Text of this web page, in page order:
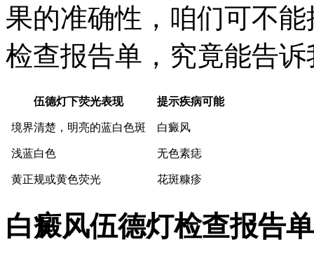
果的准确性，咱们可不
检查报告单，究竟能告
伍德灯下荧光表现 提示疾病可能
境界清楚，明亮的蓝白色斑 白癜风
浅蓝白色 无色素痣
黄正规或黄色荧光 花斑糠疹
白癜风伍德灯检查报告